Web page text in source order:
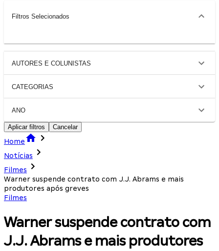
Filtros Selecionados
AUTORES E COLUNISTAS
CATEGORIAS
ANO
Aplicar filtros Cancelar
Home
Notícias
Filmes
Warner suspende contrato com J.J. Abrams e mais
produtores após greves
Filmes
Warner suspende contrato com
J.J. Abrams e mais produtores